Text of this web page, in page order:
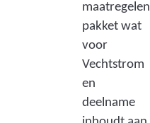
t
i
maatregelen
pakket wat
voor
Vechtstrom
en
deelname